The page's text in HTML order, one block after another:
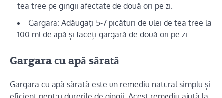
tea tree pe gingii afectate de două ori pe zi.
Gargara: Adăugați 5-7 picături de ulei de tea tree la
100 ml de apă și faceți gargară de două ori pe zi.
Gargara cu apă sărată
Gargara cu apă sărată este un remediu natural simplu și